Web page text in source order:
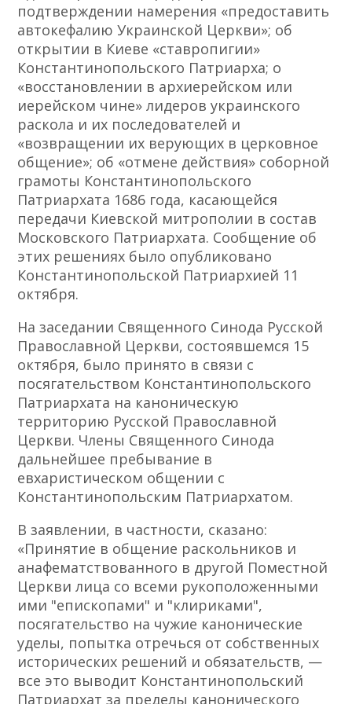
подтверждении намерения «предоставить
автокефалию Украинской Церкви»; об
открытии в Киеве «ставропигии»
Константинопольского Патриарха; о
«восстановлении в архиерейском или
иерейском чине» лидеров украинского
раскола и их последователей и
«возвращении их верующих в церковное
общение»; об «отмене действия» соборной
грамоты Константинопольского
Патриархата 1686 года, касающейся
передачи Киевской митрополии в состав
Московского Патриархата. Сообщение об
этих решениях было опубликовано
Константинопольской Патриархией 11
октября.
На заседании Священного Синода Русской
Православной Церкви, состоявшемся 15
октября, было принято в связи с
посягательством Константинопольского
Патриархата на каноническую
территорию Русской Православной
Церкви. Члены Священного Синода
дальнейшее пребывание в
евхаристическом общении с
Константинопольским Патриархатом.
В заявлении, в частности, сказано:
«Принятие в общение раскольников и
анафематствованного в другой Поместной
Церкви лица со всеми рукоположенными
ими "епископами" и "клириками",
посягательство на чужие канонические
уделы, попытка отречься от собственных
исторических решений и обязательств, —
все это выводит Константинопольский
Патриархат за пределы канонического